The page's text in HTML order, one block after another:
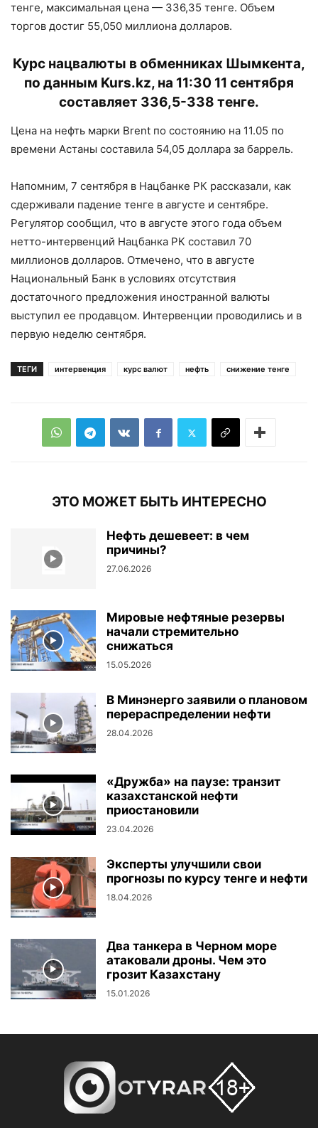
тенге, максимальная цена — 336,35 тенге. Объем
торгов достиг 55,050 миллиона долларов.
Курс нацвалюты в обменниках Шымкента,
по данным Kurs.kz, на 11:30 11 сентября
составляет 336,5-338 тенге.
Цена на нефть марки Brent по состоянию на 11.05 по
времени Астаны составила 54,05 доллара за баррель.
Напомним, 7 сентября в Нацбанке РК рассказали, как
сдерживали падение тенге в августе и сентябре.
Регулятор сообщил, что в августе этого года объем
нетто-интервенций Нацбанка РК составил 70
миллионов долларов. Отмечено, что в августе
Национальный Банк в условиях отсутствия
достаточного предложения иностранной валюты
выступил ее продавцом. Интервенции проводились и в
первую неделю сентября.
ТЕГИ интервенция курс валют нефть снижение тенге
ЭТО МОЖЕТ БЫТЬ ИНТЕРЕСНО
Нефть дешевеет: в чем
причины?
27.06.2026
Мировые нефтяные резервы
начали стремительно
снижаться
15.05.2026
В Минэнерго заявили о плановом
перераспределении нефти
28.04.2026
«Дружба» на паузе: транзит
казахстанской нефти
приостановили
23.04.2026
Эксперты улучшили свои
прогнозы по курсу тенге и нефти
18.04.2026
Два танкера в Черном море
атаковали дроны. Чем это
грозит Казахстану
15.01.2026